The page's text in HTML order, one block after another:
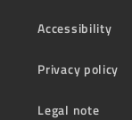
Accessibility
Privacy policy
Legal note